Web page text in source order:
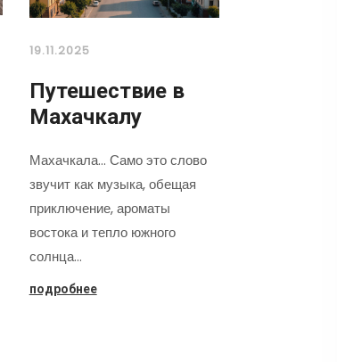
19.11.2025
Путешествие в
Махачкалу
Махачкала... Само это слово
звучит как музыка, обещая
приключение, ароматы
востока и тепло южного
солнца…
подробнее